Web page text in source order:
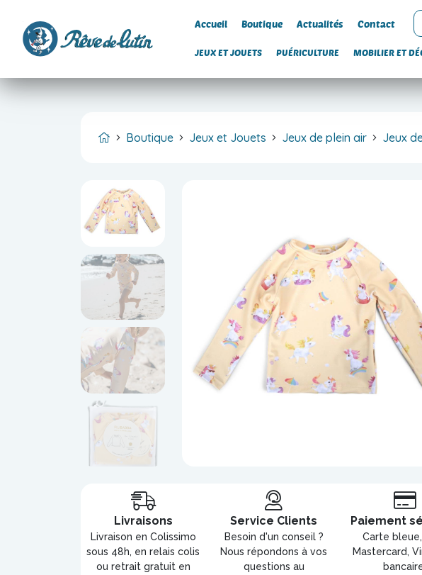
Accueil Boutique Actualités Contact
JEUX ET JOUETS PUÉRICULTURE MOBILIER ET
Boutique Jeux et Jouets Jeux de plein air Jeux
Livraisons
Livraison en Colissimo
sous 48h, en relais colis
ou retrait gratuit en
Service Clients
Besoin d'un conseil ?
Nous répondons à vos
questions au
Paiement
Carte
Mastercard,